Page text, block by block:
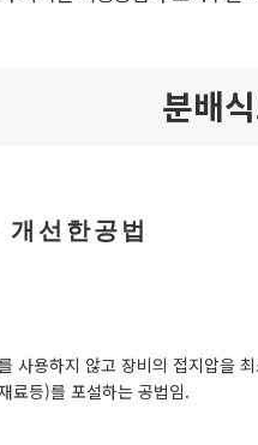
분배
선한공법
사용하지 않고 장비의 접지압을
료등)를 포설하는 공법임.